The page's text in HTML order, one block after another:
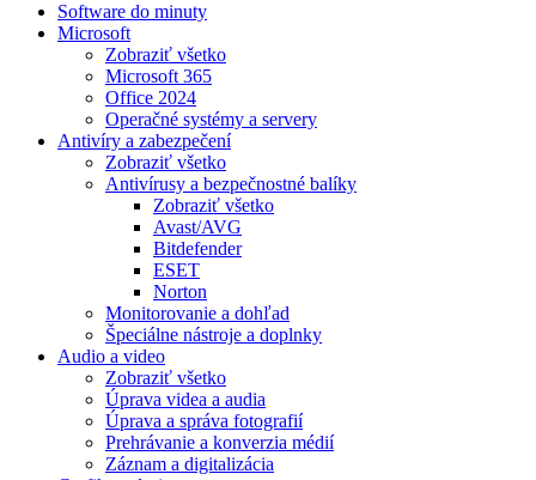
Software do minuty
Microsoft
Zobraziť všetko
Microsoft 365
Office 2024
Operačné systémy a servery
Antivíry a zabezpečení
Zobraziť všetko
Antivírusy a bezpečnostné balíky
Zobraziť všetko
Avast/AVG
Bitdefender
ESET
Norton
Monitorovanie a dohľad
Špeciálne nástroje a doplnky
Audio a video
Zobraziť všetko
Úprava videa a audia
Úprava a správa fotografií
Prehrávanie a konverzia médií
Záznam a digitalizácia